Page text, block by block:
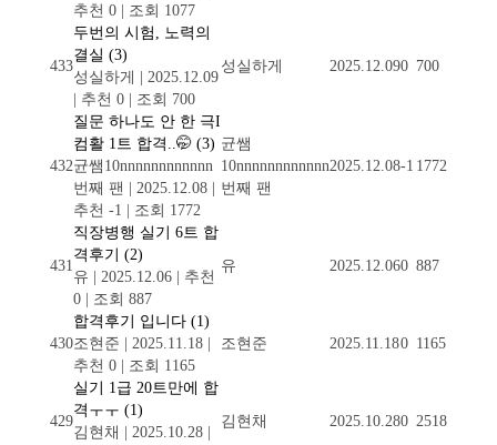
추천 0 | 조회 1077
433
두번의 시험, 노력의
결실 (3)
성실하게 | 2025.12.09
| 추천 0 | 조회 700
성실하게 2025.12.090 700
432
질문 하나도 안 한 극I
컴활 1트 합격..🤭 (3)
균쌤10nnnnnnnnnnnn
번째 팬 | 2025.12.08 |
추천 -1 | 조회 1772
균쌤
10nnnnnnnnnnnn
번째 팬
2025.12.08-1 1772
431
직장병행 실기 6트 합
격후기 (2)
유 | 2025.12.06 | 추천
0 | 조회 887
유 2025.12.060 887
430
합격후기 입니다 (1)
조현준 | 2025.11.18 |
추천 0 | 조회 1165
조현준 2025.11.180 1165
429
실기 1급 20트만에 합
격ㅜㅜ (1)
김현채 | 2025.10.28 |
김현채 2025.10.280 2518